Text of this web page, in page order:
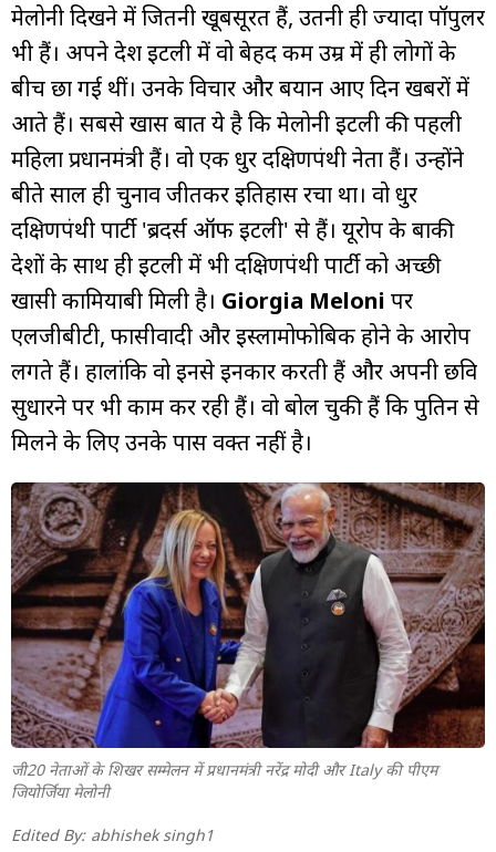
मेलोनी दिखने में जितनी खूबसूरत हैं, उतनी ही ज्यादा पॉपुलर
भी हैं। अपने देश इटली में वो बेहद कम उम्र में ही लोगों के
बीच छा गई थीं। उनके विचार और बयान आए दिन खबरों में
आते हैं। सबसे खास बात ये है कि मेलोनी इटली की पहली
महिला प्रधानमंत्री हैं। वो एक धुर दक्षिणपंथी नेता हैं। उन्होंने
बीते साल ही चुनाव जीतकर इतिहास रचा था। वो धुर
दक्षिणपंथी पार्टी 'ब्रदर्स ऑफ इटली' से हैं। यूरोप के बाकी
देशों के साथ ही इटली में भी दक्षिणपंथी पार्टी को अच्छी
खासी कामियाबी मिली है। Giorgia Meloni पर
एलजीबीटी, फासीवादी और इस्लामोफोबिक होने के आरोप
लगते हैं। हालांकि वो इनसे इनकार करती हैं और अपनी छवि
सुधारने पर भी काम कर रही हैं। वो बोल चुकी हैं कि पुतिन से
मिलने के लिए उनके पास वक्त नहीं है।
जी20 नेताओं के शिखर सम्मेलन में प्रधानमंत्री नरेंद्र मोदी और Italy की पीएम
जियोर्जिया मेलोनी
Edited By: abhishek singh1